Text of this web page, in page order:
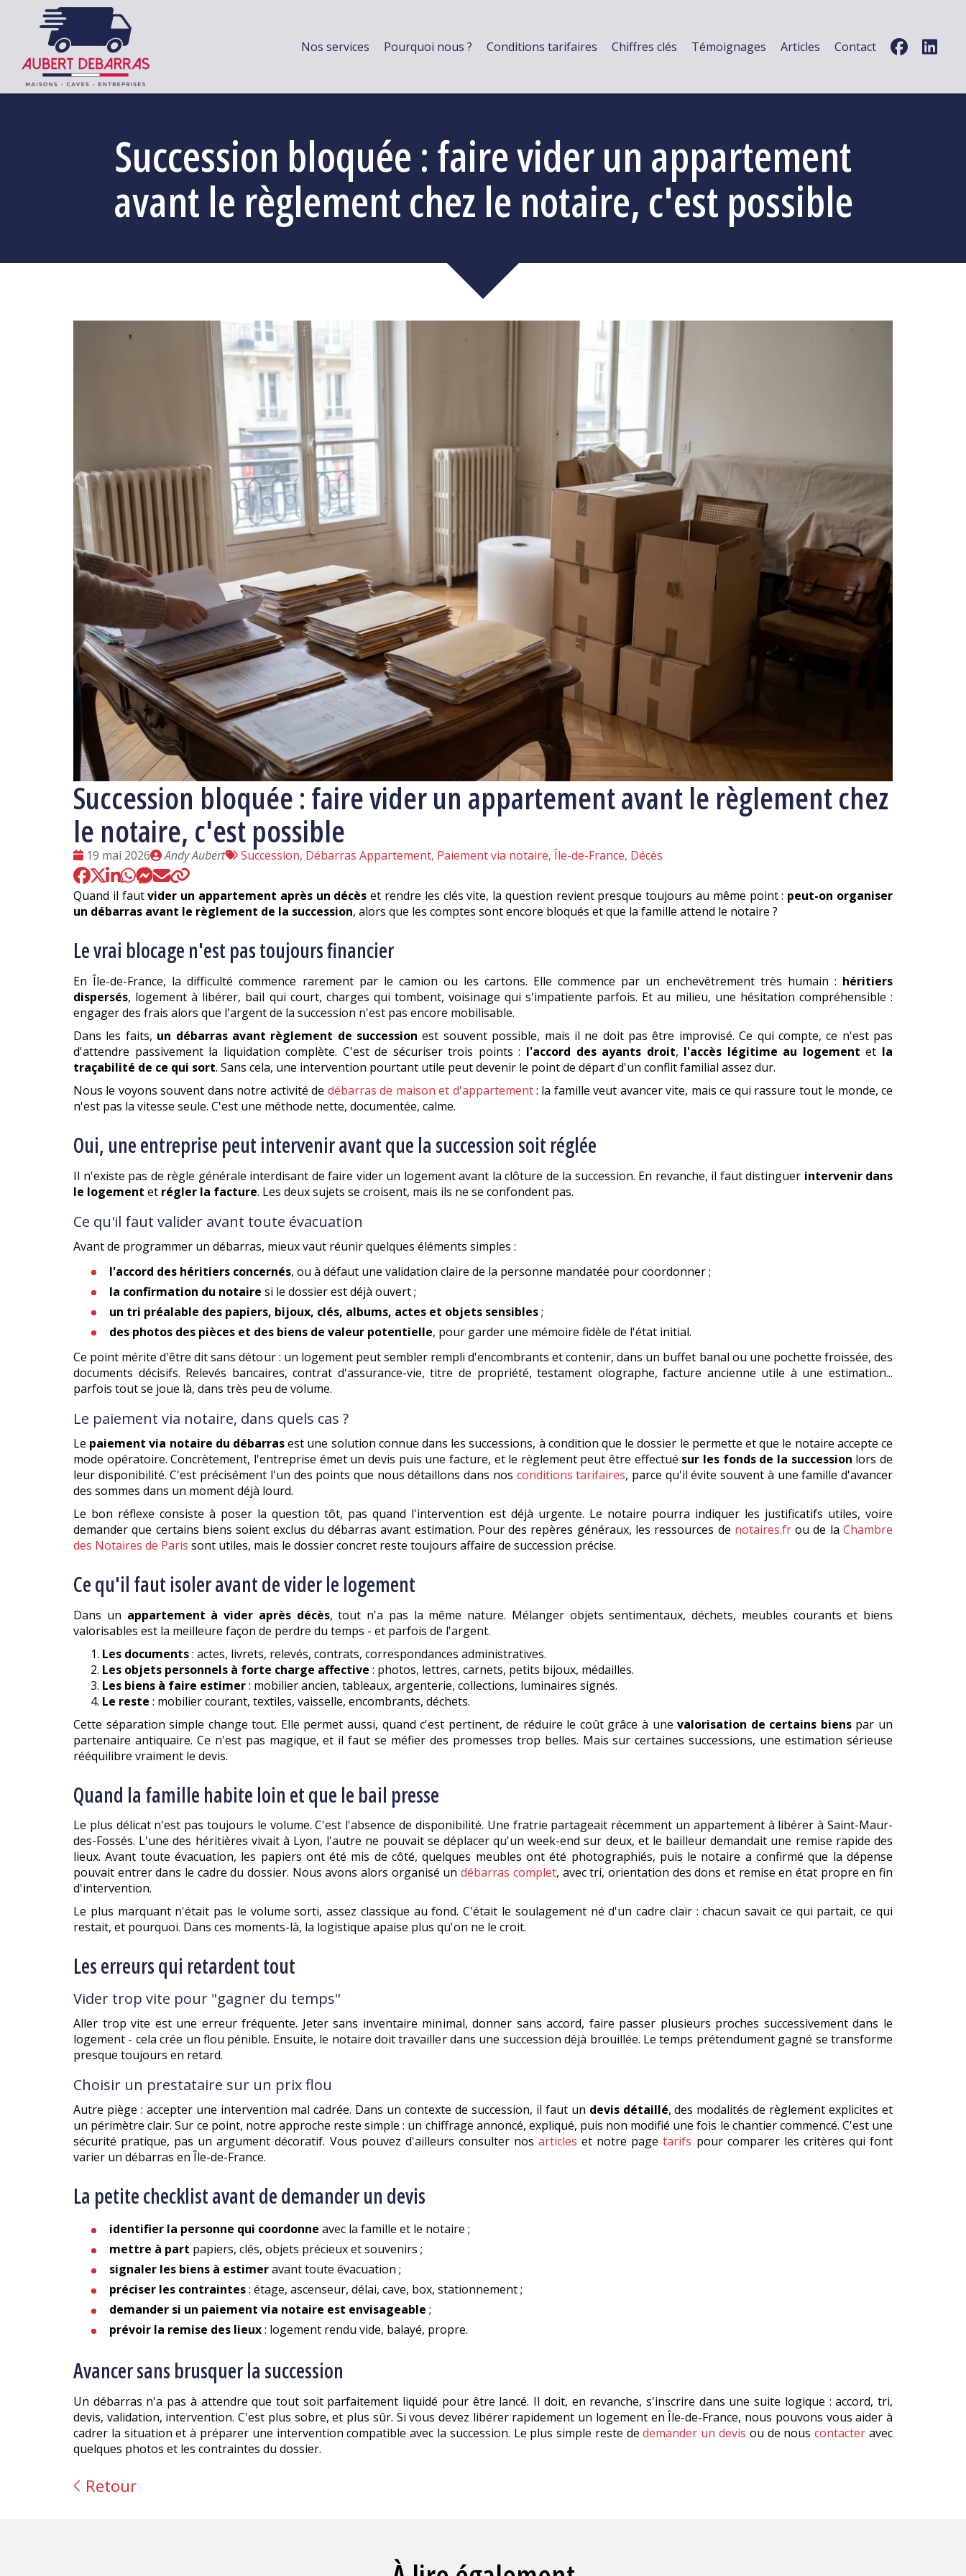
Nos services Pourquoi nous ? Conditions tarifaires Chiffres clés Témoignages Articles Contact
Succession bloquée : faire vider un appartement
avant le règlement chez le notaire, c'est possible
Succession bloquée : faire vider un appartement avant le règlement chez
le notaire, c'est possible
Date
:
19 mai 2026
Publié
par
Andy Aubert
Tags
Succession, Débarras Appartement, Paiement via notaire, Île-de-France, Décès
Quand il fautvider un appartement après un décès et rendre les clés vite, la question revient presque toujours au même point : peut-on organiser
un débarras avant le règlement de la succession, alors que les comptes sont encore bloqués et que la famille attend le notaire ?
Le vrai blocage n'est pas toujours financier
En Île-de-France, la difficulté commence rarement par le camion ou les cartons. Elle commence par un enchevêtrement très humain : héritiers
dispersés, logement à libérer, bail qui court, charges qui tombent, voisinage qui s'impatiente parfois. Et au milieu, une hésitation compréhensible :
engager des frais alors que l'argent de la succession n'est pas encore mobilisable.
Dans les faits, un débarras avant règlement de succession est souvent possible, mais il ne doit pas être improvisé. Ce qui compte, ce n'est pas
d'attendre passivement la liquidation complète. C'est de sécuriser trois points : l'accord des ayants droit, l'accès légitime au logement et la
traçabilité de ce qui sort. Sans cela, une intervention pourtant utile peut devenir le point de départ d'un conflit familial assez dur.
Nous le voyons souvent dans notre activité de débarras de maison et d'appartement: la famille veut avancer vite, mais ce qui rassure tout le monde, ce
n'est pas la vitesse seule. C'est une méthode nette, documentée, calme.
Oui, une entreprise peut intervenir avant que la succession soit réglée
Il n'existe pas de règle générale interdisant de faire vider un logement avant la clôture de la succession. En revanche, il faut distinguer intervenir dans
le logement et régler la facture. Les deux sujets se croisent, mais ils ne se confondent pas.
Ce qu'il faut valider avant toute évacuation
Avant de programmer un débarras, mieux vaut réunir quelques éléments simples :
l'accord des héritiers concernés, ou à défaut une validation claire de la personne mandatée pour coordonner ;
la confirmation du notaire si le dossier est déjà ouvert ;
un tri préalable des papiers, bijoux, clés, albums, actes et objets sensibles;
des photos des pièces et des biens de valeur potentielle, pour garder une mémoire fidèle de l'état initial.
Ce point mérite d'être dit sans détour : un logement peut sembler rempli d'encombrants et contenir, dans un buffet banal ou une pochette froissée, des
documents décisifs. Relevés bancaires, contrat d'assurance-vie, titre de propriété, testament olographe, facture ancienne utile à une estimation...
parfois tout se joue là, dans très peu de volume.
Le paiement via notaire, dans quels cas ?
Le paiement via notaire du débarrasest une solution connue dans les successions, à condition que le dossier le permette et que le notaire accepte ce
mode opératoire. Concrètement, l'entreprise émet un devis puis une facture, et le règlement peut être effectué sur les fonds de la succession lors de
leur disponibilité. C'est précisément l'un des points que nous détaillons dans nos conditions tarifaires, parce qu'il évite souvent à une famille d'avancer
des sommes dans un moment déjà lourd.
Le bon réflexe consiste à poser la question tôt, pas quand l'intervention est déjà urgente. Le notaire pourra indiquer les justificatifs utiles, voire
demander que certains biens soient exclus du débarras avant estimation. Pour des repères généraux, les ressources de notaires.frou de laChambre
des Notaires de Paris sont utiles, mais le dossier concret reste toujours affaire de succession précise.
Ce qu'il faut isoler avant de vider le logement
Dans un appartement à vider après décès, tout n'a pas la même nature. Mélanger objets sentimentaux, déchets, meubles courants et biens
valorisables est la meilleure façon de perdre du temps - et parfois de l'argent.
Les documents: actes, livrets, relevés, contrats, correspondances administratives.
Les objets personnels à forte charge affective : photos, lettres, carnets, petits bijoux, médailles.
Les biens à faire estimer: mobilier ancien, tableaux, argenterie, collections, luminaires signés.
Le reste : mobilier courant, textiles, vaisselle, encombrants, déchets.
Cette séparation simple change tout. Elle permet aussi, quand c'est pertinent, de réduire le coût grâce à unevalorisation de certains bienspar un
partenaire antiquaire. Ce n'est pas magique, et il faut se méfier des promesses trop belles. Mais sur certaines successions, une estimation sérieuse
rééquilibre vraiment le devis.
Quand la famille habite loin et que le bail presse
Le plus délicat n'est pas toujours le volume. C'est l'absence de disponibilité. Une fratrie partageait récemment un appartement à libérer à Saint-Maur-
des-Fossés. L'une des héritières vivait à Lyon, l'autre ne pouvait se déplacer qu'un week-end sur deux, et le bailleur demandait une remise rapide des
lieux. Avant toute évacuation, les papiers ont été mis de côté, quelques meubles ont été photographiés, puis le notaire a confirmé que la dépense
pouvait entrer dans le cadre du dossier. Nous avons alors organisé undébarras complet, avec tri, orientation des dons et remise en état propre en fin
d'intervention.
Le plus marquant n'était pas le volume sorti, assez classique au fond. C'était le soulagement né d'un cadre clair : chacun savait ce qui partait, ce qui
restait, et pourquoi. Dans ces moments-là, la logistique apaise plus qu'on ne le croit.
Les erreurs qui retardent tout
Vider trop vite pour "gagner du temps"
Aller trop vite est une erreur fréquente. Jeter sans inventaire minimal, donner sans accord, faire passer plusieurs proches successivement dans le
logement - cela crée un flou pénible. Ensuite, le notaire doit travailler dans une succession déjà brouillée. Le temps prétendument gagné se transforme
presque toujours en retard.
Choisir un prestataire sur un prix flou
Autre piège : accepter une intervention mal cadrée. Dans un contexte de succession, il faut un devis détaillé, des modalités de règlement explicites et
un périmètre clair. Sur ce point, notre approche reste simple : un chiffrage annoncé, expliqué, puis non modifié une fois le chantier commencé. C'est une
sécurité pratique, pas un argument décoratif. Vous pouvez d'ailleurs consulter nosarticles et notre pagetarifs pour comparer les critères qui font
varier un débarras en Île-de-France.
La petite checklist avant de demander un devis
identifier la personne qui coordonne avec la famille et le notaire ;
mettre à part papiers, clés, objets précieux et souvenirs ;
signaler les biens à estimeravant toute évacuation ;
préciser les contraintes: étage, ascenseur, délai, cave, box, stationnement ;
demander si un paiement via notaire est envisageable ;
prévoir la remise des lieux: logement rendu vide, balayé, propre.
Avancer sans brusquer la succession
Un débarras n'a pas à attendre que tout soit parfaitement liquidé pour être lancé. Il doit, en revanche, s'inscrire dans une suite logique : accord, tri,
devis, validation, intervention. C'est plus sobre, et plus sûr. Si vous devez libérer rapidement un logement en Île-de-France, nous pouvons vous aider à
cadrer la situation et à préparer une intervention compatible avec la succession. Le plus simple reste dedemander un devis ou de nouscontacter avec
quelques photos et les contraintes du dossier.
Retour